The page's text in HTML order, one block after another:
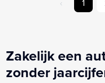
‹ 1
Zakelijk een
zonder